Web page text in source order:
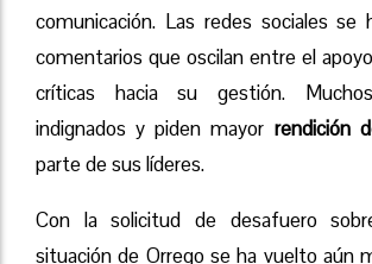
comunicación. Las redes sociales se
comentarios que oscilan entre el
críticas hacia su gestión.
indignados y piden mayor rendición
parte de sus líderes.
Con la solicitud de desafuero
situación de Orrego se ha vuelto aún